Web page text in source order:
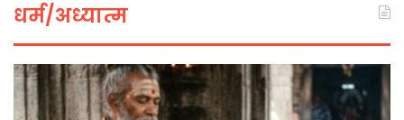
धर्म/अध्यात्म